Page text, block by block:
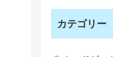
カテゴリー